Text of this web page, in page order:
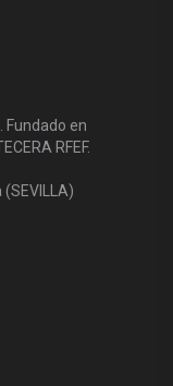
Fundado en
RFEF.